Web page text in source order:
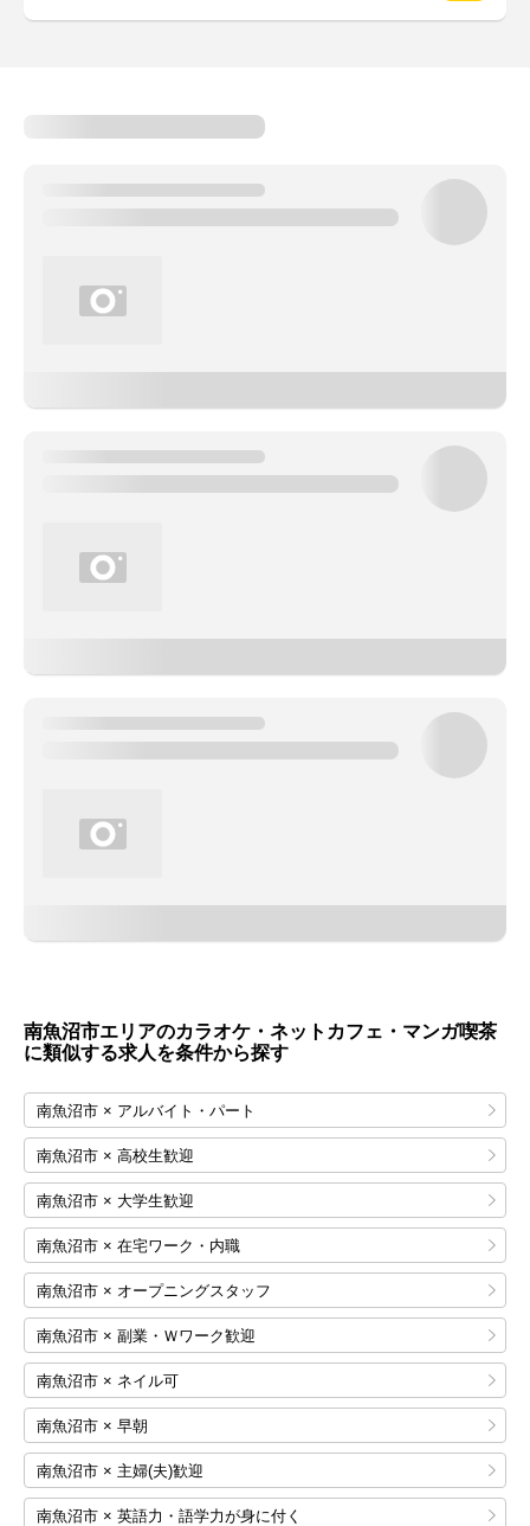
南魚沼市エリアのカラオケ・ネットカフェ・マンガ喫茶
に類似する求人を条件から探す
南魚沼市 × アルバイト・パート
南魚沼市 × 高校生歓迎
南魚沼市 × 大学生歓迎
南魚沼市 × 在宅ワーク・内職
南魚沼市 × オープニングスタッフ
南魚沼市 × 副業・Ｗワーク歓迎
南魚沼市 × ネイル可
南魚沼市 × 早朝
南魚沼市 × 主婦(夫)歓迎
南魚沼市 × 英語力・語学力が身に付く